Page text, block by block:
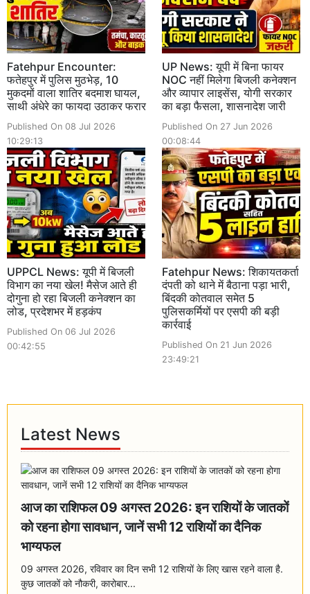
Fatehpur Encounter:
फतेहपुर में पुलिस मुठभेड़, 10
मुकदमों वाला शातिर बदमाश घायल,
साथी अंधेरे का फायदा उठाकर फरार
Published On 08 Jul 2026
10:29:13
UP News: यूपी में बिना फायर
NOC नहीं मिलेगा बिजली कनेक्शन
और व्यापार लाइसेंस, योगी सरकार
का बड़ा फैसला, शासनादेश जारी
Published On 27 Jun 2026
00:08:44
UPPCL News: यूपी में बिजली
विभाग का नया खेल! मैसेज आते ही
दोगुना हो रहा बिजली कनेक्शन का
लोड, प्रदेशभर में हड़कंप
Published On 06 Jul 2026
00:42:55
Fatehpur News: शिकायतकर्ता
दंपती को थाने में बैठाना पड़ा भारी,
बिंदकी कोतवाल समेत 5
पुलिसकर्मियों पर एसपी की बड़ी
कार्रवाई
Published On 21 Jun 2026
23:49:21
Latest News
आज का राशिफल 09 अगस्त 2026: इन राशियों के जातकों
को रहना होगा सावधान, जानें सभी 12 राशियों का दैनिक
भाग्यफल
09 अगस्त 2026, रविवार का दिन सभी 12 राशियों के लिए खास रहने वाला है.
कुछ जातकों को नौकरी, कारोबार...